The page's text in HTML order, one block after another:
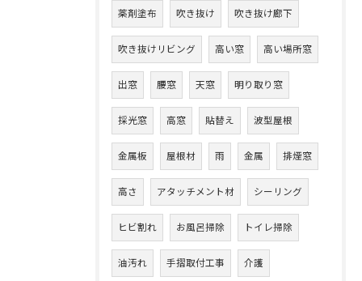
薬剤塗布 吹き抜け 吹き抜け廊下
吹き抜けリビング 高い窓 高い場所窓
出窓 腰窓 天窓 明り取り窓
採光窓 高窓 貼替え 波型屋根
金属板 屋根材 雨 金属 排煙窓
高さ アタッチメント材 シーリング
ヒビ割れ お風呂掃除 トイレ掃除
油汚れ 手摺取付工事 介護